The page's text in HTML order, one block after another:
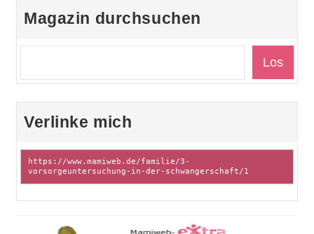
Magazin durchsuchen
Verlinke mich